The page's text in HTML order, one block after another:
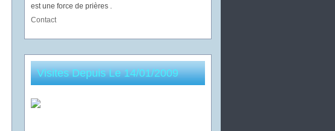
est une force de prières .
Contact
Visites Depuis Le 14/01/2009